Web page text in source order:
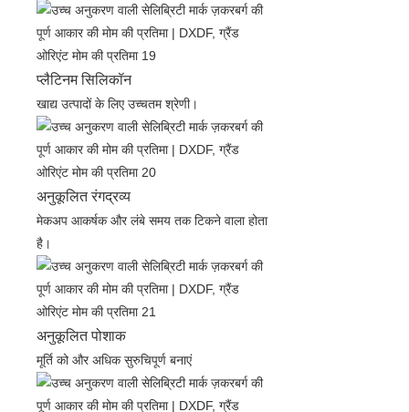
प्लैटिनम सिलिकॉन
खाद्य उत्पादों के लिए उच्चतम श्रेणी।
अनुकूलित रंगद्रव्य
मेकअप आकर्षक और लंबे समय तक टिकने वाला होता
है।
अनुकूलित पोशाक
मूर्ति को और अधिक सुरुचिपूर्ण बनाएं